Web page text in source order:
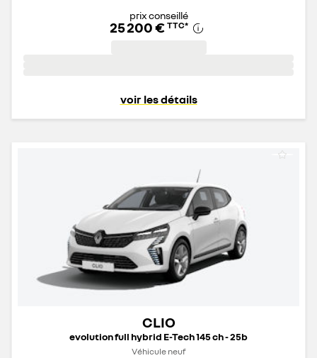
prix conseillé
25 200 € TTC*
voir les détails
CLIO
evolution full hybrid E-Tech 145 ch - 25b
Véhicule neuf